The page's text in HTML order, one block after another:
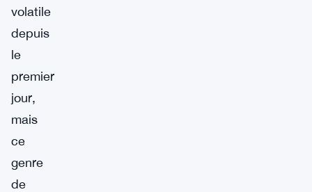
volatile
depuis
le
premier
jour,
mais
ce
genre
de